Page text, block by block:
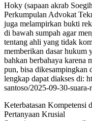
Hoky (sapaan akrab
Perkumpulan Advokat
juga melampirkan bukti
di bawah sumpah agar
tentang ahli yang tidak
memberikan dasar hukum
bahkan berbahaya karena
pun, bisa dikesampingkan
lengkap dapat diakses di:
santoso/2025-09-30-suara-
Keterbatasan Kompetensi
Pertanyaan Krusial